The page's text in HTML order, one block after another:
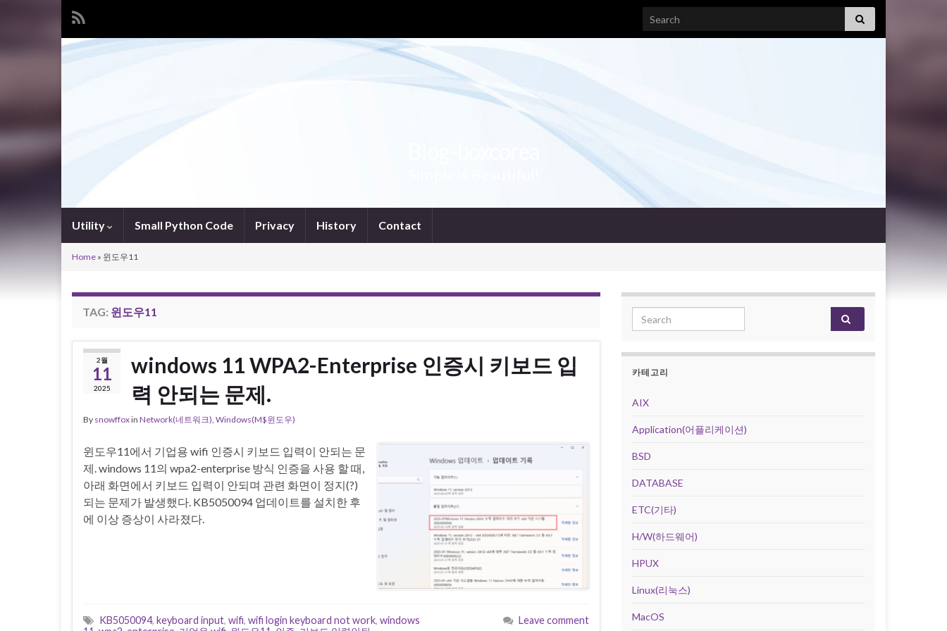
Search for:
Utility Small Python Code Privacy History Contact
Home » 윈도우11
TAG: 윈도우11
2월
11
2025
windows 11 WPA2-Enterprise 인증시 키보드 입
력 안되는 문제.
By snowffoxin Network(네트워크), Windows(M$윈도우)
윈도우11에서 기업용 wifi 인증시 키보드 입력이 안되는 문
제. windows 11의 wpa2-enterprise 방식 인증을 사용 할 때,
아래 화면에서 키보드 입력이 안되며 관련 화면이 정지(?)
되는 문제가 발생했다. KB5050094 업데이트를 설치한 후
에 이상 증상이 사라졌다.
KB5050094, keyboard input, wifi, wifi login keyboard not work, windows
Leave comment
Search for:
카테고리
AIX
Application(어플리케이션)
BSD
DATABASE
ETC(기타)
H/W(하드웨어)
HPUX
Linux(리눅스)
MacOS